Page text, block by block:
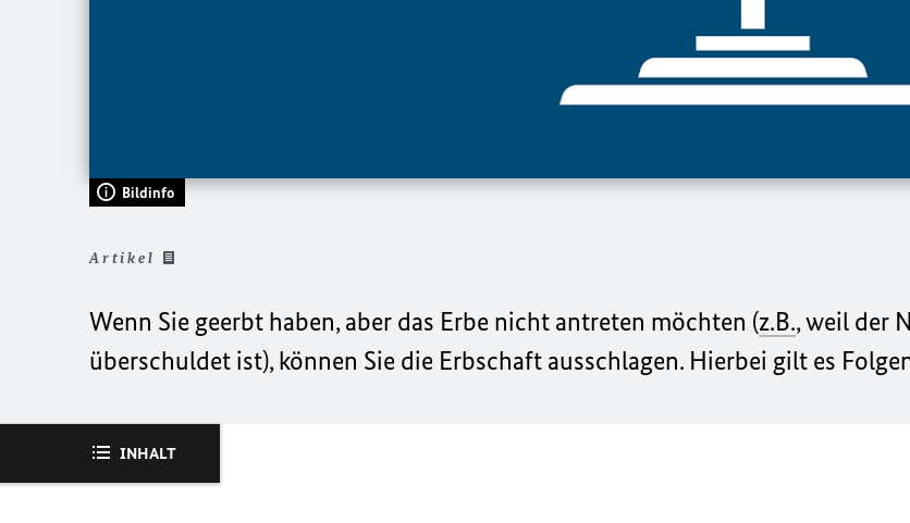
Bildinfo
Artikel
Wenn Sie geerbt haben, aber das Erbe nicht antreten möchten (z.B., weil der
überschuldet ist), können Sie die Erbschaft ausschlagen. Hierbei gilt es
INHALT